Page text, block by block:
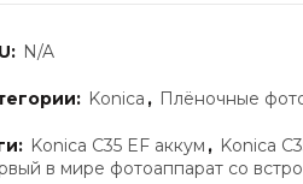
N/A
Konica , Плёночные
Konica C35 EF аккум , Konica
в мире фотоаппарат со